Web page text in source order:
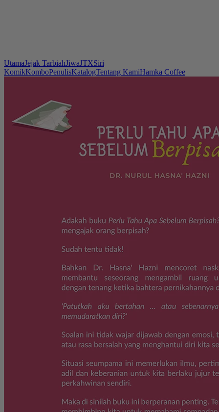
UtamaJejak TarbiahJiwaJTXSiri
KomikKomboPenulisKatalogTentang KamiHamka Coffee